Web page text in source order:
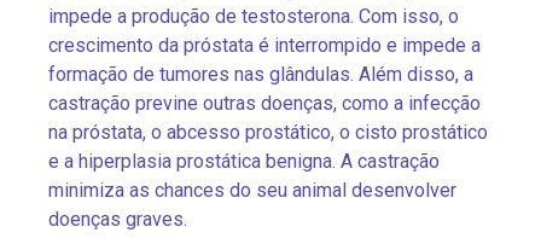
impede a produção de testosterona. Com isso, o
crescimento da próstata é interrompido e impede a
formação de tumores nas glândulas. Além disso, a
castração previne outras doenças, como a infecção
na próstata, o abcesso prostático, o cisto prostático
e a hiperplasia prostática benigna. A castração
minimiza as chances do seu animal desenvolver
doenças graves.